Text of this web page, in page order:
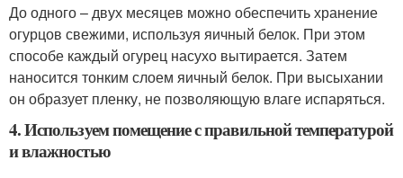
До одного – двух месяцев можно обеспечить хранение
огурцов свежими, используя яичный белок. При этом
способе каждый огурец насухо вытирается. Затем
наносится тонким слоем яичный белок. При высыхании
он образует пленку, не позволяющую влаге испаряться.
4. Используем помещение с правильной температурой
и влажностью